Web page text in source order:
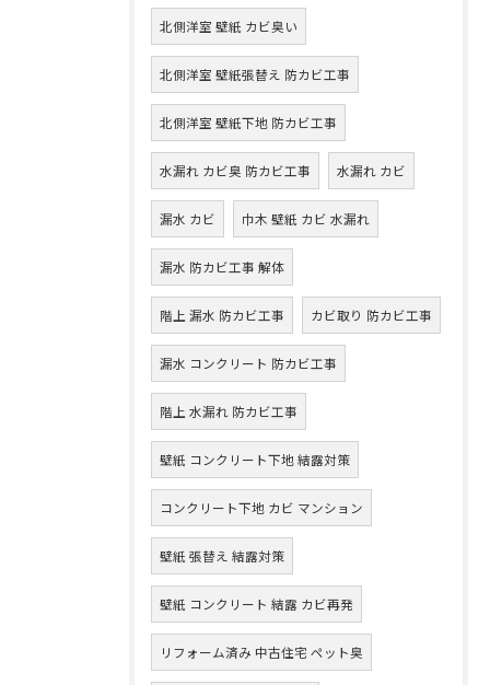
北側洋室 壁紙 カビ臭い
北側洋室 壁紙張替え 防カビ工事
北側洋室 壁紙下地 防カビ工事
水漏れ カビ臭 防カビ工事 水漏れ カビ
漏水 カビ 巾木 壁紙 カビ 水漏れ
漏水 防カビ工事 解体
階上 漏水 防カビ工事 カビ取り 防カビ工事
漏水 コンクリート 防カビ工事
階上 水漏れ 防カビ工事
壁紙 コンクリート下地 結露対策
コンクリート下地 カビ マンション
壁紙 張替え 結露対策
壁紙 コンクリート 結露 カビ再発
リフォーム済み 中古住宅 ペット臭